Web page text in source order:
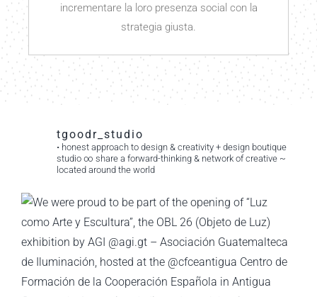
incrementare la loro presenza social con la
strategia giusta.
tgoodr_studio
• honest approach to design & creativity+ design boutique
studio ∞ share a forward-thinking& network of creative~
located around the world